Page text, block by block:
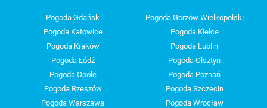
Pogoda Gdańsk
Pogoda Gorzów Wielkopolski
Pogoda Katowice
Pogoda Kielce
Pogoda Kraków
Pogoda Lublin
Pogoda Łódź
Pogoda Olsztyn
Pogoda Opole
Pogoda Poznań
Pogoda Rzeszów
Pogoda Szczecin
Pogoda Warszawa
Pogoda Wrocław